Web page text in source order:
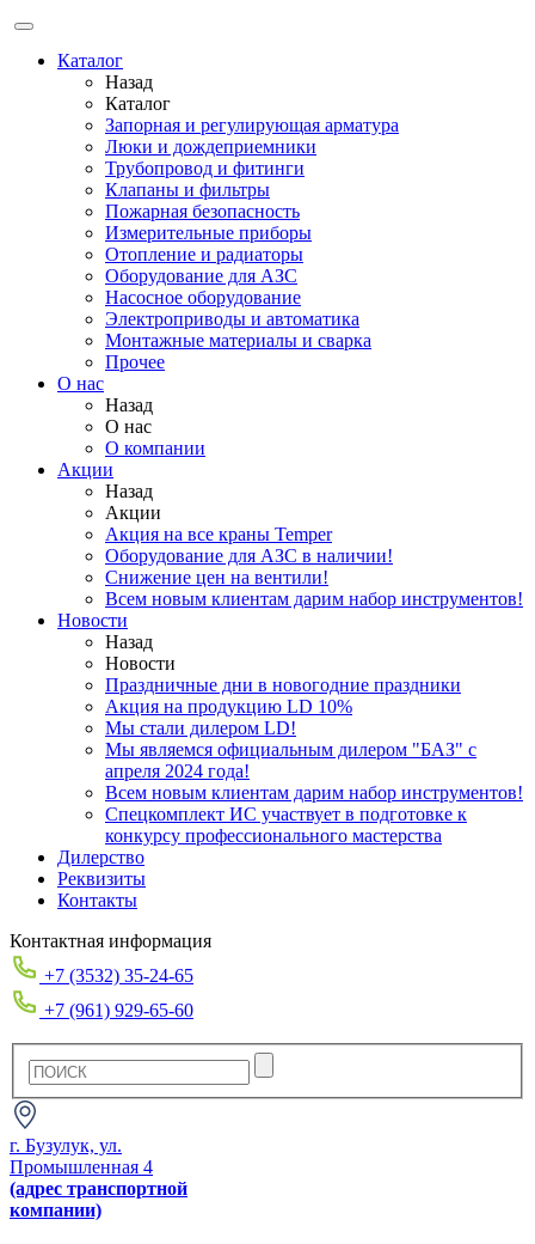
Каталог
Назад
Каталог
Запорная и регулирующая арматура
Люки и дождеприемники
Трубопровод и фитинги
Клапаны и фильтры
Пожарная безопасность
Измерительные приборы
Отопление и радиаторы
Оборудование для АЗС
Насосное оборудование
Электроприводы и автоматика
Монтажные материалы и сварка
Прочее
О нас
Назад
О нас
О компании
Акции
Назад
Акции
Акция на все краны Temper
Оборудование для АЗС в наличии!
Снижение цен на вентили!
Всем новым клиентам дарим набор инструментов!
Новости
Назад
Новости
Праздничные дни в новогодние праздники
Акция на продукцию LD 10%
Мы стали дилером LD!
Мы являемся официальным дилером "БАЗ" с
апреля 2024 года!
Всем новым клиентам дарим набор инструментов!
Спецкомплект ИС участвует в подготовке к
конкурсу профессионального мастерства
Дилерство
Реквизиты
Контакты
Контактная информация
+7 (3532) 35-24-65
+7 (961) 929-65-60
г. Бузулук, ул.
Промышленная 4
(адрес транспортной
компании)